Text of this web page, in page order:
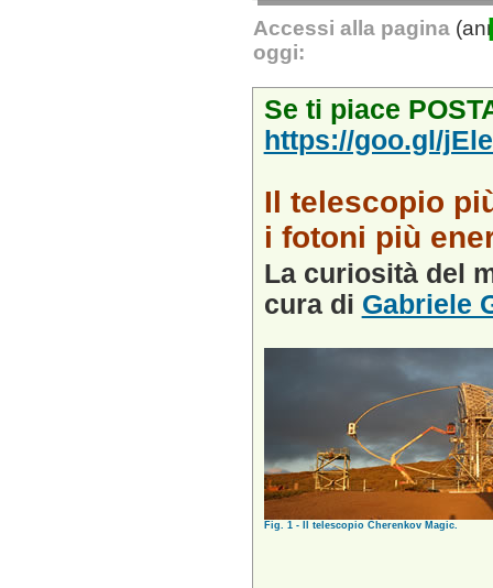
Accessi alla pagina
oggi:
Se ti piace
https://goo.gl/
Il telescopio
i fotoni più
La curiosità del
cura di Gabriele
Fig. 1 - Il telescopio Cherenkov Magic.